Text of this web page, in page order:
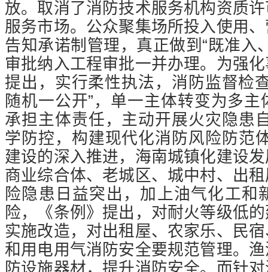
放。取消了消防技术服务机构资质
服务市场。公众聚集场所投入使用
告知承诺制管理，真正做到“既准入
审批纳入工程审批一并办理。为强
提出，实行柔性执法，消防监督检
随机一公开”，单一主体转变为多
承担主体责任，主动开展火灾隐患
学防控，构建现代化消防风险防范
建设的深入推进，海南城镇化建设
商业综合体、老城区、城中村、出
险隐患日益突出，加上油气化工和
险，《条例》提出，对耐火等级低
实施改造，对出租屋、农家乐、民
和用电用气消防安全要规范管理。